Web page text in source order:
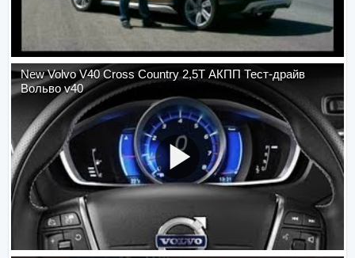
New Volvo V40 Cross Country 2,5T АКПП Тест-драйв
Вольво v40